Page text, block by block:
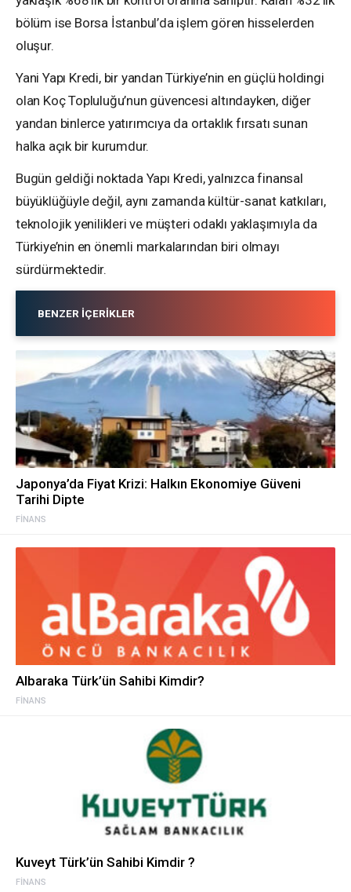
bölüm ise Borsa İstanbul’da işlem gören hisselerden
oluşur.
Yani Yapı Kredi, bir yandan Türkiye’nin en güçlü holdingi
olan Koç Topluluğu’nun güvencesi altındayken, diğer
yandan binlerce yatırımcıya da ortaklık fırsatı sunan
halka açık bir kurumdur.
Bugün geldiği noktada Yapı Kredi, yalnızca finansal
büyüklüğüyle değil, aynı zamanda kültür-sanat katkıları,
teknolojik yenilikleri ve müşteri odaklı yaklaşımıyla da
Türkiye’nin en önemli markalarından biri olmayı
sürdürmektedir.
BENZER İÇERIKLER
FINANS
Japonya’da Fiyat Krizi: Halkın Ekonomiye Güveni
Tarihi Dipte
FINANS
Albaraka Türk’ün Sahibi Kimdir?
FINANS
Kuveyt Türk’ün Sahibi Kimdir ?